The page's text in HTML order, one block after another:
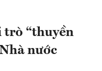
trò “thuyền
nước